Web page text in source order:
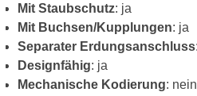
Mit Staubschutz: ja
Mit Buchsen/Kupplungen: ja
Separater Erdungsanschluss
Designfähig: ja
Mechanische Kodierung: nein